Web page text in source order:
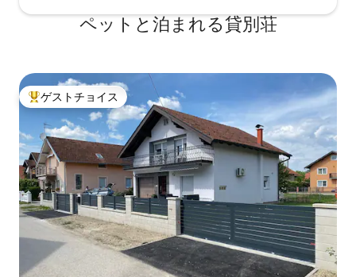
ペットと泊まれる貸別荘
大好評のゲストチョイスです。
ゲストチョイス